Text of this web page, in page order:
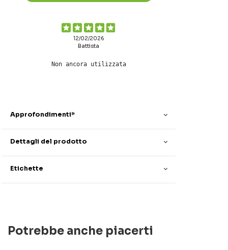
12/02/2026
Battista
Non ancora utilizzata
Approfondimenti*
Dettagli del prodotto
Etichette
Potrebbe anche piacerti